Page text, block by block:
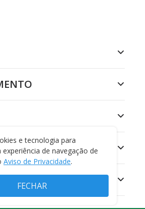
e tecnologia para
de navegação de
Aviso de Privacidade.
FECHAR